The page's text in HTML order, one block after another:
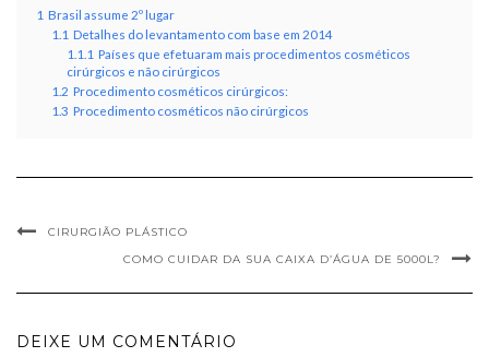
1 Brasil assume 2º lugar
1.1 Detalhes do levantamento com base em 2014
1.1.1 Países que efetuaram mais procedimentos cosméticos
cirúrgicos e não cirúrgicos
1.2 Procedimento cosméticos cirúrgicos:
1.3 Procedimento cosméticos não cirúrgicos
CIRURGIÃO PLÁSTICO
COMO CUIDAR DA SUA CAIXA D’ÁGUA DE 5000L?
DEIXE UM COMENTÁRIO